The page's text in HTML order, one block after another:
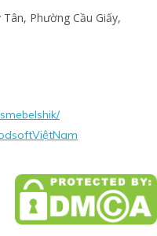
Phường Cầu Giấy,